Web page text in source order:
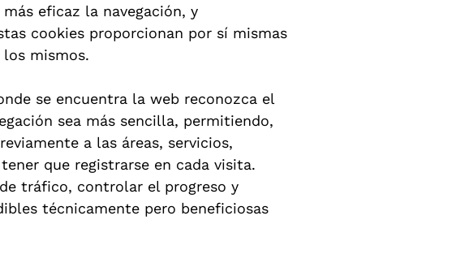
eficaz la navegación, y
cookies proporcionan por sí mismas
mismos.
se encuentra la web reconozca el
sea más sencilla, permitiendo,
a las áreas, servicios,
que registrarse en cada visita.
tráfico, controlar el progreso y
técnicamente pero beneficiosas